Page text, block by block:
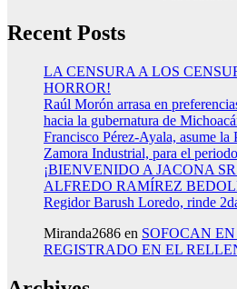
Recent Posts
LA CENSURA A LOS
HORROR!
Raúl Morón arrasa en
hacia la gubernatura de
Francisco Pérez-Ayala, asume
Zamora Industrial, para el
¡BIENVENIDO A JACONA
ALFREDO RAMÍREZ
Regidor Barush Loredo, rinde
Miranda2686 en SOFOCAN
REGISTRADO EN EL